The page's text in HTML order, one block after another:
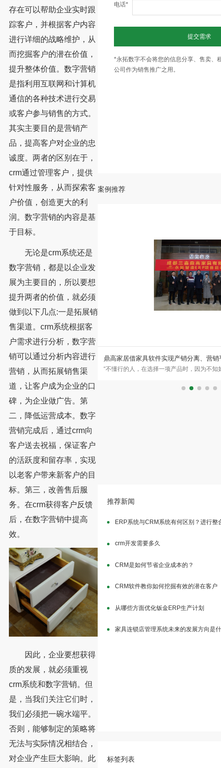
存在可以帮助企业实时跟
踪客户，并根据客户内容
进行详细的战略维护，从
而挖掘客户的潜在价值，
提升整体价值。数字营销
是指利用互联网和计算机
通信的各种技术进行交易
或客户参与销售的方式。
其实主要目的是营销产
品，提高客户对企业的忠
诚度。两者的区别在于，
crm通过管理客户，提供
针对性服务，从而探索客
户价值，创造更大的利
润。数字营销的内容是基
于目标。
无论是crm系统还是
数字营销，都是以企业发
展为主要目的，所以要想
提升两者的价值，就必须
做到以下几点:一是拓展销
售渠道。crm系统根据客
户需求进行分析，数字营
销可以通过分析内容进行
营销，从而拓展销售渠
道，让客户成为企业的口
碑，为企业做广告。第
二，降低运营成本。数字
营销完成后，通过crm向
客户送去祝福，保证客户
的活跃度和留存率，实现
以老客户带来新客户的目
标。第三，改善售后服
务。在crm获得客户反馈
后，在数字营销中提高
效。
因此，企业要想获得
质的发展，就必须重视
crm系统和数字营销。但
是，当我们关注它们时，
我们必须把一碗水端平。
否则，能够制定的策略将
无法与实际情况相结合，
对企业产生巨大影响。此
电话*
提交需求
*永拓数字不会将您的信息分享、售卖、
公司作为销售推广之用。
案例推荐
限公司签约永拓家具ERP、
具专家 广州稳凯家具有限公司
鼎高家居借家具软件实现产销分离、营销
“不懂行的人，在选择一项产品时，因为不
推荐新闻
ERP系统与CRM系统有何区别？进行整
crm开发需要多久
CRM是如何节省企业成本的？
CRM软件教你如何挖掘有效的潜在客户
从哪些方面优化钣金ERP生产计划
家具连锁店管理系统未来的发展方向是
标签列表